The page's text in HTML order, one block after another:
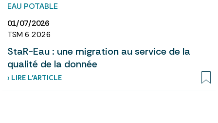
EAU POTABLE
01/07/2026
TSM 6 2026
StaR-Eau : une migration au service de la
qualité de la donnée
› LIRE L’ARTICLE